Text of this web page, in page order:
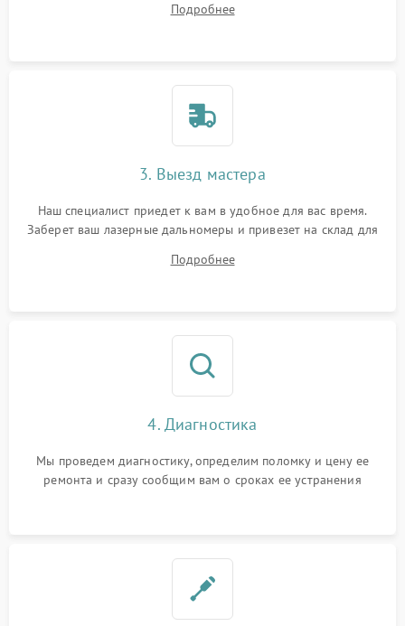
Подробнее
3. Выезд мастера
Наш специалист приедет к вам в удобное для вас время.
Заберет ваш лазерные дальномеры и привезет на склад для
Подробнее
4. Диагностика
Мы проведем диагностику, определим поломку и цену ее
ремонта и сразу сообщим вам о сроках ее устранения